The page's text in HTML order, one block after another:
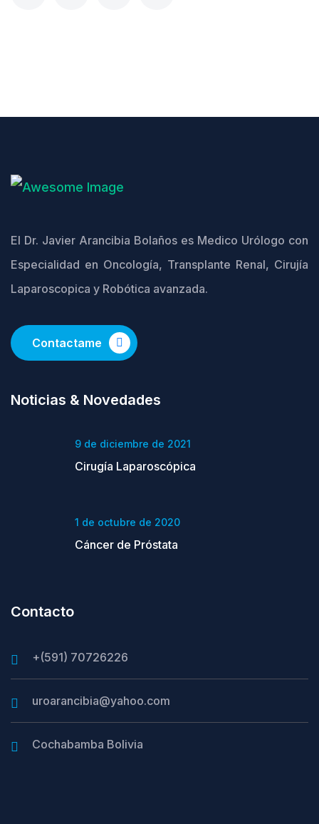
El Dr. Javier Arancibia Bolaños es Medico Urólogo con
Especialidad en Oncología, Transplante Renal, Cirujía
Laparoscopica y Robótica avanzada.
Contactame
Noticias & Novedades
9 de diciembre de 2021
Cirugía Laparoscópica
1 de octubre de 2020
Cáncer de Próstata
Contacto
+(591) 70726226
uroarancibia@yahoo.com
Cochabamba Bolivia